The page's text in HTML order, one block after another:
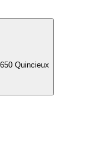
Quincieux